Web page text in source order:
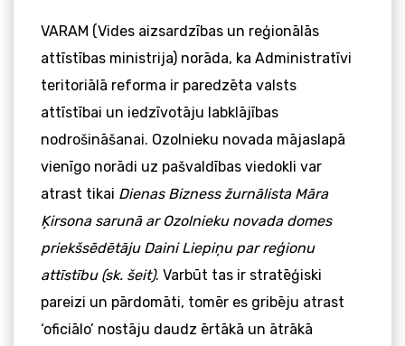
VARAM (Vides aizsardzības un reģionālās
attīstības ministrija) norāda, ka Administratīvi
teritoriālā reforma ir paredzēta valsts
attīstībai un iedzīvotāju labklājības
nodrošināšanai. Ozolnieku novada mājaslapā
vienīgo norādi uz pašvaldības viedokli var
atrast tikai Dienas Bizness žurnālista Māra
Ķirsona sarunā ar Ozolnieku novada domes
priekšsēdētāju Daini Liepiņu par reģionu
attīstību (sk. šeit). Varbūt tas ir stratēģiski
pareizi un pārdomāti, tomēr es gribēju atrast
‘oficiālo’ nostāju daudz ērtākā un ātrākā